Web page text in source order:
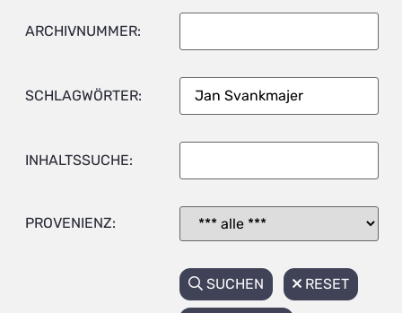
ARCHIVNUMMER:
SCHLAGWÖRTER:
INHALTSSUCHE:
PROVENIENZ:
SUCHEN RESET